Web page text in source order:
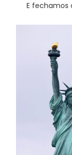
E fechamos